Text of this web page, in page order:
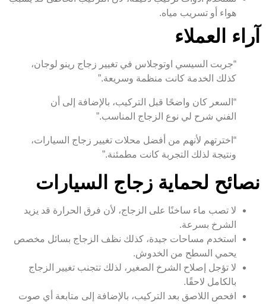
هواء أو تسريب مياه.
آراء العملاء
“جربت السيسي اوتوجلاس في تغيير زجاج رينو لوجان،
كذلك الخدمة كانت منظمة وسريعة.”
“السعر كان واضحًا قبل التركيب، بالإضافة إلى أن
الفني شرح لي نوع الزجاج المناسب.”
“اخترتهم لأنهم من أفضل محلات تغيير زجاج السيارات،
ونتيجة لذلك التجربة كانت مطمئنة.”
نصائح لحماية زجاج السيارات
لا تصب ماء ساخنًا على الزجاج، لأن فرق الحرارة قد يزيد
الشرخ بسرعة.
استخدم مساحات جيدة، كذلك نظف الزجاج بسائل مخصص
يحمي السطح من الخدوش.
لا تؤجل إصلاح الشرخ الصغير، لذلك تتجنب تغيير الزجاج
بالكامل لاحقًا.
افحص اللاصق بعد التركيب، بالإضافة إلى متابعة أي صوت